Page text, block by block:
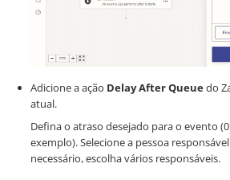
Adicione a ação Delay After Queuedo
atual.
Defina o atraso desejado para o evento
exemplo). Selecione a pessoa
necessário, escolha vários responsáveis.